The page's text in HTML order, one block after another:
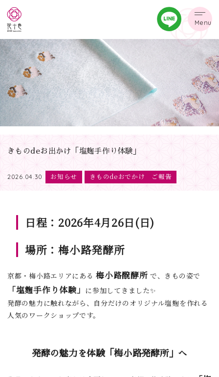
Menu
きものdeお出かけ「塩麹手作り体験」
2026.04.30 お知らせ きものdeおでかけ ご報告
日程：2026年4月26日(日)
場所：梅小路発酵所
京都・梅小路エリアにある梅小路醗酵所 で、きもの姿で
「塩麹手作り体験」 に参加してきました✨
発酵の魅力に触れながら、自分だけのオリジナル塩麹を作れる
人気のワークショップです。
発酵の魅力を体験「梅小路発酵所」へ